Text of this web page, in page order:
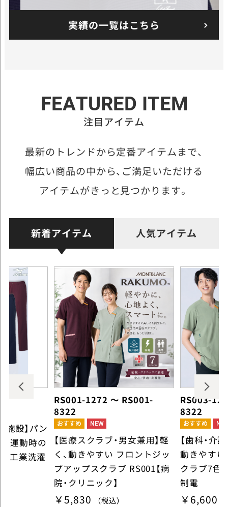
実績の一覧はこちら
FEATURED ITEM
注目アイテム
最新のトレンドから定番アイテムまで、
幅広い商品の中から、 ご満足いただける
アイテムがきっと見つかります。
新着アイテム
施設】パン
運動時の
工業洗濯
RS001-1272 ～ RS001-
8322
【医療スクラブ・男女兼用】軽
く、動きやすい フロントジッ
プアップスクラブ RS001【病
院・クリニック】
￥5,830 （税込）
RS003-
8322
【歯科・介
動きやす
クラブ7色
制電
￥6,600
人気アイテム